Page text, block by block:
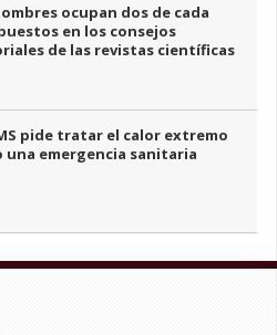
ocupan dos de cada
en los consejos
de las revistas científicas
pide tratar el calor extremo
una emergencia sanitaria